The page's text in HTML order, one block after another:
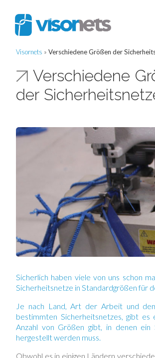
Visornets » Verschiedene Größen der
Verschiedene
der
Sicherlich haben viele von uns schon
Sicherheitsnetze in Standardgrößen für
Je nach Land, Art der Arbeit und
bestimmten Sicherheitsnetzes, gibt es
Anzahl von Größen gibt, in denen ein
hergestellt werden muss.
Obwohl es in einigen Ländern